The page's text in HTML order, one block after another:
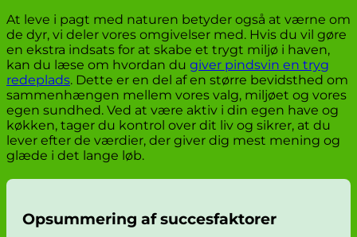
At leve i pagt med naturen betyder også at værne om
de dyr, vi deler vores omgivelser med. Hvis du vil gøre
en ekstra indsats for at skabe et trygt miljø i haven,
kan du læse om hvordan du giver pindsvin en tryg
redeplads. Dette er en del af en større bevidsthed om
sammenhængen mellem vores valg, miljøet og vores
egen sundhed. Ved at være aktiv i din egen have og
køkken, tager du kontrol over dit liv og sikrer, at du
lever efter de værdier, der giver dig mest mening og
glæde i det lange løb.
Opsummering af succesfaktorer